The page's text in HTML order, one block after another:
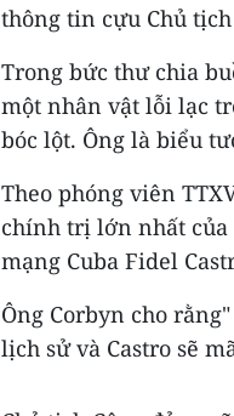
thông tin cựu Chủ
Trong bức thư chia
một nhân vật lỗi lạc
bóc lột. Ông là biểu
Theo phóng viên
chính trị lớn nhất của
mạng Cuba Fidel
Ông Corbyn cho
lịch sử và Castro sẽ